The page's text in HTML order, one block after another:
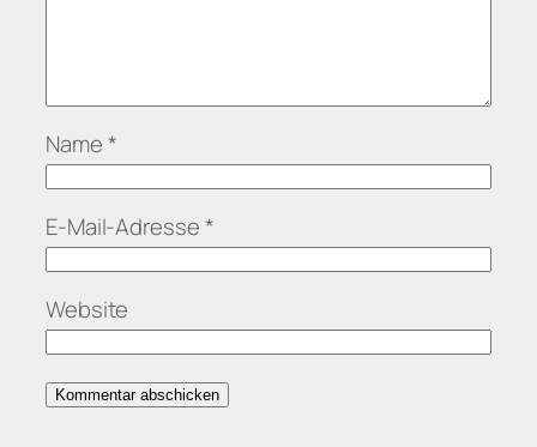
Name *
E-Mail-Adresse *
Website